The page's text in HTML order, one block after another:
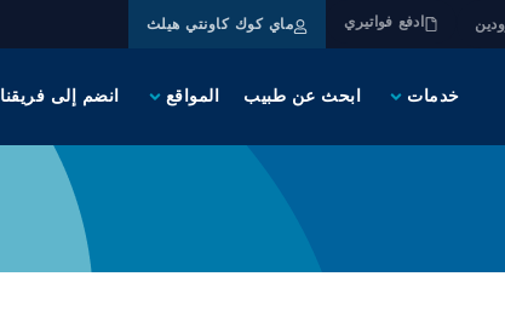
ادفع فواتيري ماي كوك كاونتي هيلث
خدمات ابحث عن طبيب المواقع انضم إلى فريقنا